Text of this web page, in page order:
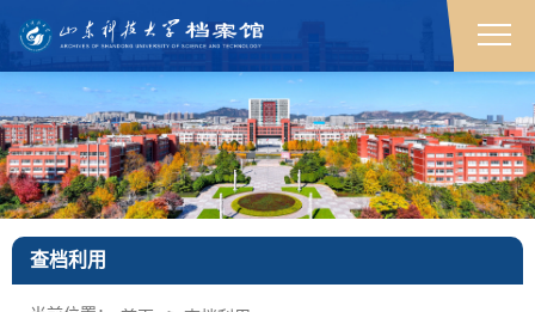
查档利用
查档利用
查档利用
查档利用
查档利用
查档利用
查档利用
查档利用
查档利用
查档利用
查档利用
查档利用
查档利用
查档利用
查档利用
查档利用
查档利用
查档利用
查档利用
查档利用
查档利用
查档利用
查档利用
查档利用
查档利用
查档利用
查档利用
查档利用
查档利用